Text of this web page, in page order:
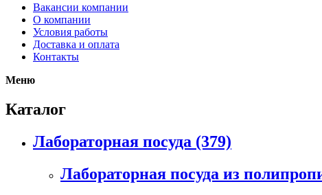
Вакансии компании
О компании
Условия работы
Доставка и оплата
Контакты
Меню
Каталог
Лабораторная посуда (379)
Лабораторная посуда из